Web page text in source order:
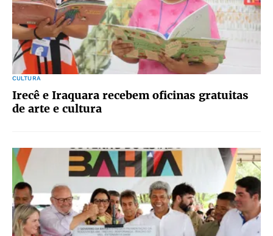
CULTURA
Irecê e Iraquara recebem oficinas gratuitas
de arte e cultura